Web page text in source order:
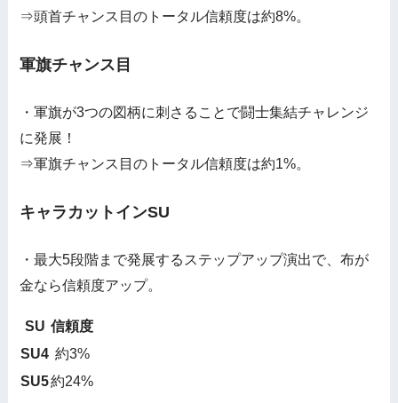
⇒頭首チャンス目のトータル信頼度は約8%。
軍旗チャンス目
・軍旗が3つの図柄に刺さることで闘士集結チャレンジ
に発展！
⇒軍旗チャンス目のトータル信頼度は約1%。
キャラカットインSU
・最大5段階まで発展するステップアップ演出で、布が
金なら信頼度アップ。
SU 信頼度
SU4 約3%
SU5約24%